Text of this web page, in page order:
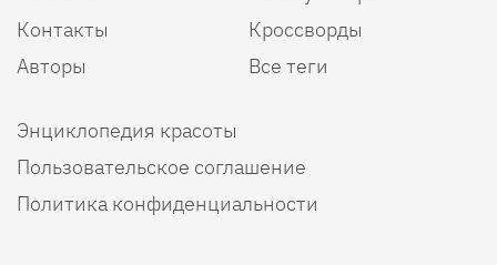
Контакты
Авторы
Кроссворды
Все теги
Энциклопедия красоты
Пользовательское соглашение
Политика конфиденциальности